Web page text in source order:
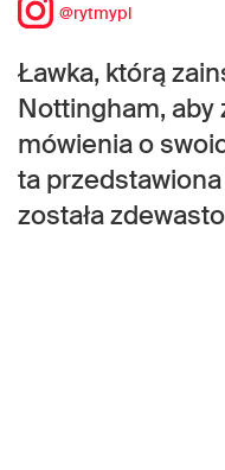
@rytmypl
Ławka, którą
Nottingham, aby
mówienia o
ta
została